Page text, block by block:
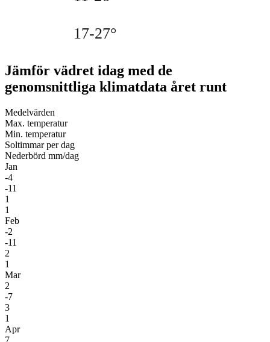
Jämför vädret idag med de
genomsnittliga klimatdata året runt
Medel­värden
Max. temperatur
Min. temperatur
Soltimmar per dag
Nederbörd mm/dag
Jan
-4
-11
1
1
Feb
-2
-11
2
1
Mar
2
-7
3
1
Apr
7